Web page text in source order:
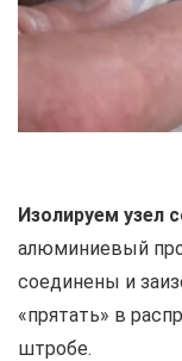
Изолируем узел
алюминиевый
соединены и
«прятать» в
штробе.